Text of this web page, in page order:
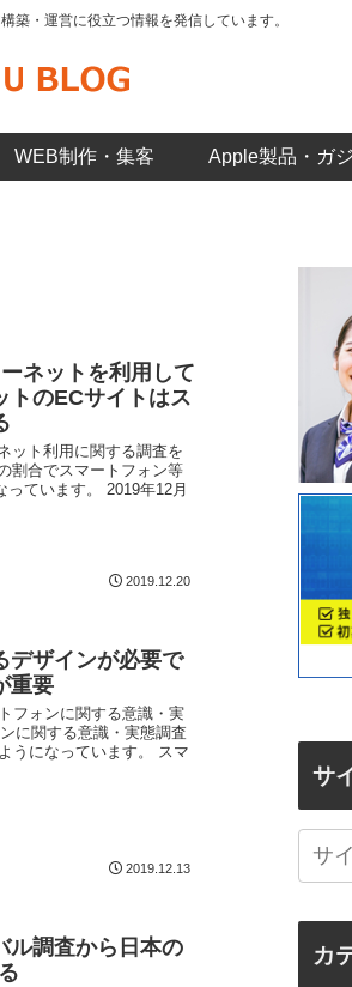
築・運営に役立つ情報を発信しています。
WEB制作・集客 Apple製品・ガ
ネットを利用して
トのECサイトはス
ット利用に関する調査を
割合でスマートフォン等
ています。 2019年12月
2019.12.20
デザインが必要で
重要
フォンに関する意識・実
に関する意識・実態調査
うになっています。 スマ
2019.12.13
ル調査から日本の
サ
カ